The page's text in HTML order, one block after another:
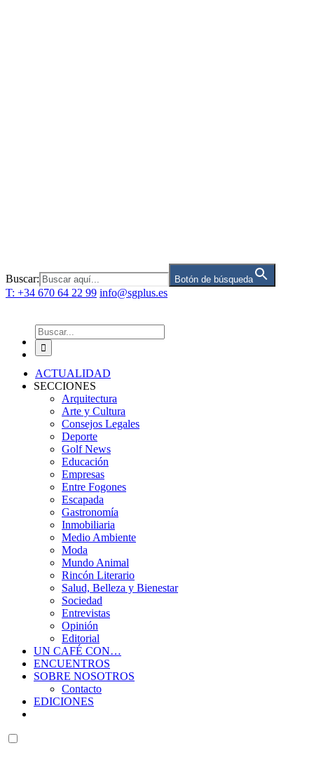
Buscar: Botón de búsqueda
T: +34 670 64 22 99 info@sgplus.es
Buscar:
ACTUALIDAD
SECCIONES
Arquitectura
Arte y Cultura
Consejos Legales
Deporte
Golf News
Educación
Empresas
Entre Fogones
Escapada
Gastronomía
Inmobiliaria
Medio Ambiente
Moda
Mundo Animal
Rincón Literario
Salud, Belleza y Bienestar
Sociedad
Entrevistas
Opinión
Editorial
UN CAFÉ CON…
ENCUENTROS
SOBRE NOSOTROS
Contacto
EDICIONES